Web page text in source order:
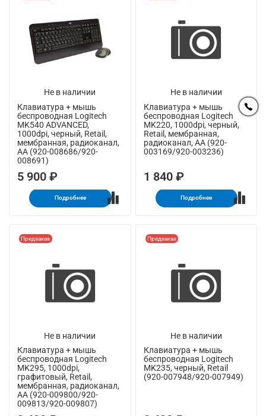
Не в наличии
Клавиатура + мышь
беспроводная Logitech
MK540 ADVANCED,
1000dpi, черный, Retail,
мембранная, радиоканал,
AA (920-008686/920-
008691)
5 900 ₽
Подробнее
Не в наличии
Клавиатура + мышь
беспроводная Logitech
MK220, 1000dpi, черный,
Retail, мембранная,
радиоканал, AA (920-
003169/920-003236)
1 840 ₽
Подробнее
Не в наличии
Предзаказ
Клавиатура + мышь
беспроводная Logitech
MK295, 1000dpi,
графитовый, Retail,
мембранная, радиоканал,
AA (920-009800/920-
009813/920-009807)
Не в наличии
Предзаказ
Клавиатура + мышь
беспроводная Logitech
MK235, черный, Retail
(920-007948/920-007949)